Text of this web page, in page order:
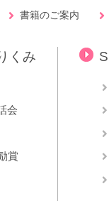
書籍のご案内
くみ
会
賞